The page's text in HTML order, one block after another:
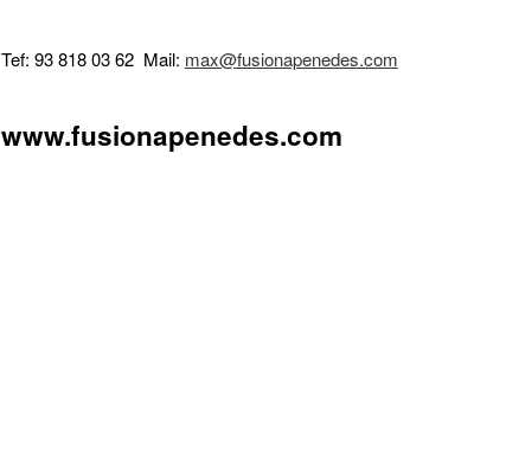
Tef: 93 818 03 62 Mail: max@fusionapenedes.com
www.fusionapenedes.com